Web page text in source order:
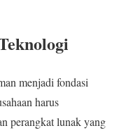
menjadi fondasi
harus
perangkat lunak yang